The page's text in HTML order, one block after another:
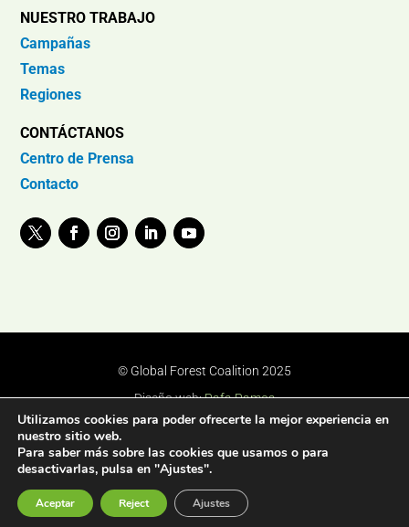
NUESTRO TRABAJO
Campañas
Temas
Regiones
CONTÁCTANOS
Centro de Prensa
Contacto
© Global Forest Coalition 2025
Diseño web:Rafa Ramos
Utilizamos cookies para poder ofrecerte la mejor experiencia en
nuestro sitio web.
Para saber más sobre las cookies que usamos o para
desactivarlas, pulsa en "Ajustes".
Aceptar Reject Ajustes